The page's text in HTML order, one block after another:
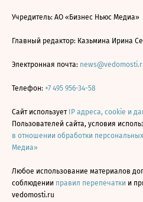
Учредитель: АО «Бизнес Ньюс Медиа»
Главный редактор: Казьмина Ирина
Электронная почта:
Телефон: +7 495 956-34-58
Сайт использует IP адреса, cookie и
Пользователей сайта, условия
в отношении обработки
Медиа»
Любое использование материалов
соблюдении правил перепечатки и
vedomosti.ru